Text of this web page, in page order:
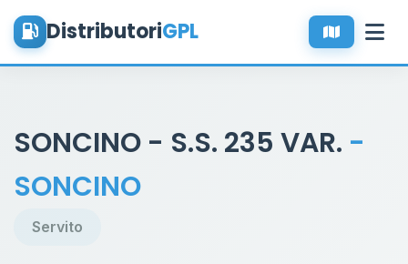
DistributoriGPL
SONCINO - S.S. 235 VAR. -
SONCINO
Servito